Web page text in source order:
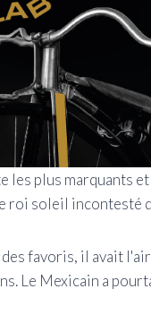
les plus marquants
roi soleil incontesté
favoris, il avait
Le Mexicain a